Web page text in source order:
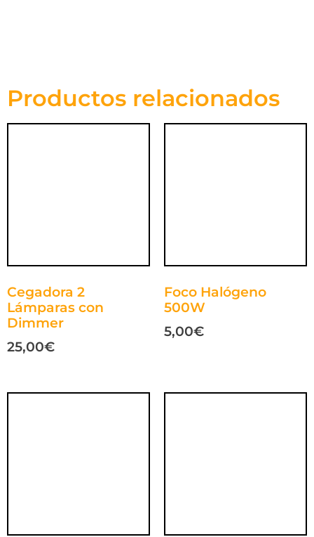
Productos relacionados
Cegadora 2
Lámparas con
Dimmer
25,00€
Foco Halógeno
500W
5,00€